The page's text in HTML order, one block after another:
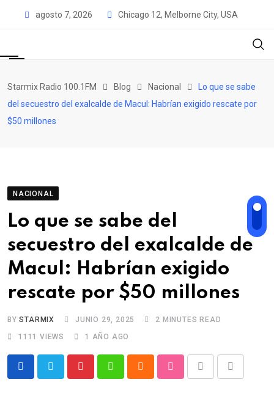
agosto 7, 2026 Chicago 12, Melborne City, USA
Starmix Radio 100.1FM Blog Nacional
Lo que se sabe
del secuestro del exalcalde de Macul: Habrían exigido rescate por
$50 millones
NACIONAL
Lo que se sabe del
secuestro del exalcalde de
Macul: Habrían exigido
rescate por $50 millones
BYSTARMIX JUNIO 29, 2025
2 MINUTES READ
1111
VIEWS 1 AÑO AGO